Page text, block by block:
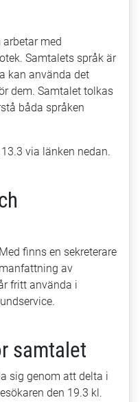
med
Samtalets språk är
kan använda det
dem. Samtalet tolkas
båda språken
via länken nedan.
finns en sekreterare
av
fritt använda i
samtalet
sig genom att delta i
den 19.3 kl.